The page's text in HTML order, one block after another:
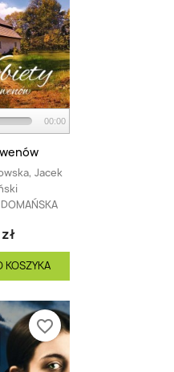
00:00
Jacek
KOSZYKA
favorite_border